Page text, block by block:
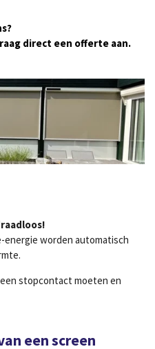
direct een offerte aan.
energie worden automatisch
stopcontact moeten en
een screen